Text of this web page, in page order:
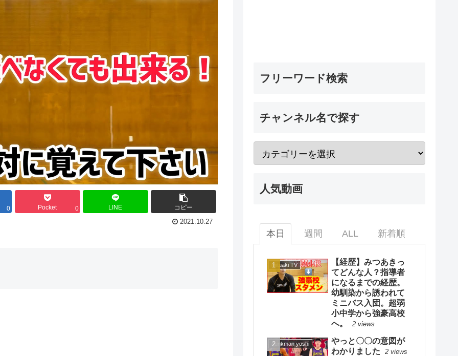
0 Pocket 0 LINE コピー
2021.10.27
フリーワード検索
チャンネル名で探す
人気動画
本日 週間 ALL 新着順
mituaki TV
【経歴】みつあきっ
てどんな人？指導者
になるまでの経歴。
幼馴染から誘われて
ミニバス入団。超弱
小中学から強豪高校
へ。
2 views
dunkman yoshi
やっと〇〇の意図が
わかりました
2 views